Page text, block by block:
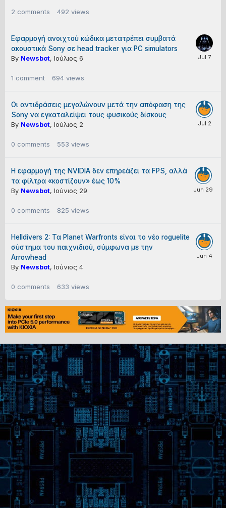
2 comments 492 views
Εφαρμογή ανοιχτού κώδικα μετατρέπει συμβατά
ακουστικά Sony σε head tracker για PC simulators
By Newsbot, Ιούλιος 6
1 comment 694 views
Οι αντιδράσεις μεγαλώνουν μετά την απόφαση της
Sony να εγκαταλείψει τους φυσικούς δίσκους
By Newsbot, Ιούλιος 2
0 comments 553 views
Η εφαρμογή της NVIDIA δεν επηρεάζει τα FPS, αλλά
τα φίλτρα «κοστίζουν» έως 10%
By Newsbot, Ιούνιος 29
0 comments 825 views
Helldivers 2: Τα Planet Warfronts είναι το νέο roguelite
σύστημα του παιχνιδιού, σύμφωνα με την
Arrowhead
By Newsbot, Ιούνιος 4
0 comments 633 views